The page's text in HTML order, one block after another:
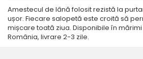
Amestecul de lână folosit rezistă la
ușor. Fiecare salopetă este croită să
mișcare toată ziua. Disponibile în
România, livrare 2-3 zile.